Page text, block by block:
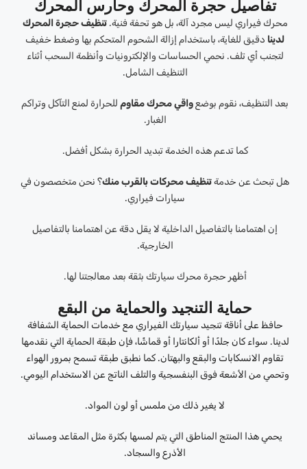
تفاصيل حجرة المحرك وحارس المحرك
محرك فيراري ليس مجرد آلة، بل هو تحفة فنية.تنظيف حجرة المحرك
لدينا دقيق للغاية، باستخدام إزالة الشحوم المتحكم بها وضغط خفيف
لتجنب أي تلف. نحمي الحساسات والإلكترونيات وأنظمة السحب أثناء
التنظيف الشامل.
بعد التنظيف، نقوم بوضع واقي محرك مقاوم للحرارة لمنع التآكل وتراكم
الغبار.
كما تدعم هذه الخدمة تبديد الحرارة بشكل أفضل.
هل تبحث عن خدمةتنظيف محركات بالقرب منك؟ نحن متخصصون في
سيارات فيراري.
إن اهتمامنا بالتفاصيل الداخلية لا يقل دقة عن اهتمامنا بالتفاصيل
الخارجية.
أظهر حجرة محرك سيارتك بثقة بعد معالجتنا لها.
حماية التنجيد والحماية من البقع
حافظ على أناقة تنجيد سيارتك الفيراري مع خدمات الحماية الشفافة
لدينا. سواء كان جلدًا أو ألكانتارا أو قماشًا، فإن طبقة الحماية التي نقدمها
تقاوم الانسكابات والبقع والبهتان. كما نطبق طبقة تسمح بمرور الهواء
وتحمي من الأشعة فوق البنفسجية والتلف الناتج عن الاستخدام اليومي.
لا يغير ذلك من ملمس أو لون المواد.
يحمي هذا المنتج المناطق التي يتم لمسها بكثرة مثل المقاعد ومساند
الأذرع والسجاد.